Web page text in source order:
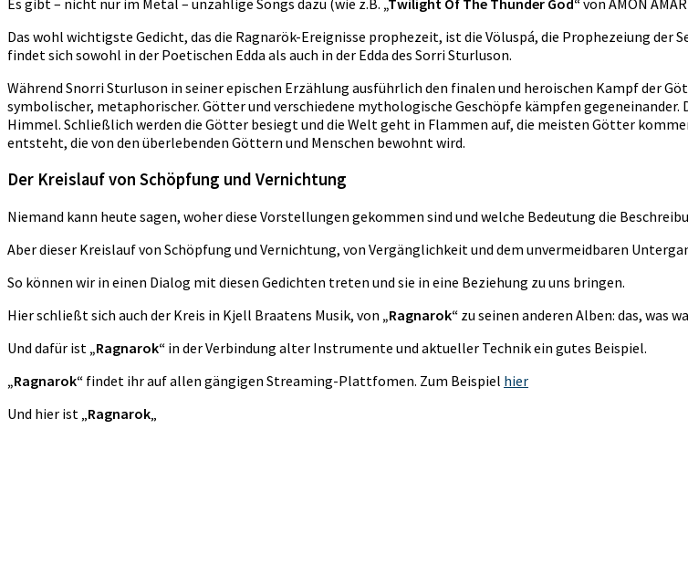
Es gibt – nicht nur im Metal – unzählige Songs dazu (wie z.B. „Twilight Of The Thunder God“von AMON
Das wohl wichtigste Gedicht, das die Ragnarök-Ereignisse prophezeit, ist die Völuspá, die Prophezeiung der
findet sich sowohl in der Poetischen Edda als auch in der Edda des Sorri Sturluson.
Während Snorri Sturluson in seiner epischen Erzählung ausführlich den finalen und heroischen Kampf der
symbolischer, metaphorischer. Götter und verschiedene mythologische Geschöpfe kämpfen
Himmel. Schließlich werden die Götter besiegt und die Welt geht in Flammen auf, die meisten Götter
entsteht, die von den überlebenden Göttern und Menschen bewohnt wird.
Der Kreislauf von Schöpfung und Vernichtung
Niemand kann heute sagen, woher diese Vorstellungen gekommen sind und welche Bedeutung die
Aber dieser Kreislauf von Schöpfung und Vernichtung, von Vergänglichkeit und dem unvermeidbaren
So können wir in einen Dialog mit diesen Gedichten treten und sie in eine Beziehung zu uns bringen.
Hier schließt sich auch der Kreis in Kjell Braatens Musik, von „Ragnarok“ zu seinen anderen Alben: das, was
Und dafür ist „Ragnarok“ in der Verbindung alter Instrumente und aktueller Technik ein gutes Beispiel.
„Ragnarok“ findet ihr auf allen gängigen Streaming-Plattfomen. Zum Beispiel hier
Und hier ist „ Ragnarok